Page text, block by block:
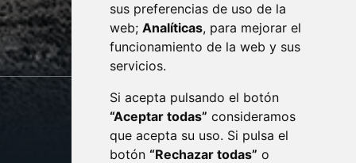
sus preferencias de uso de la
web; Analíticas, para mejorar el
funcionamiento de la web y sus
servicios.
Si acepta pulsando el botón
“Aceptar todas” consideramos
que acepta su uso. Si pulsa el
botón “Rechazar todas” o
sac@monzon.es
monzon.es
CONTACTO
AVISO LEGAL
PROTECCIÓN DE DATOS
POLÍTICA DE COOKIES